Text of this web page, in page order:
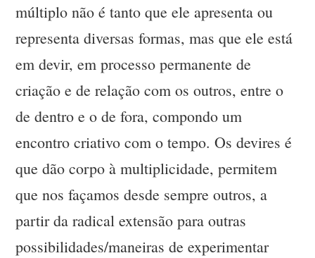
múltiplo não é tanto que ele apresenta ou
representa diversas formas, mas que ele está
em devir, em processo permanente de
criação e de relação com os outros, entre o
de dentro e o de fora, compondo um
encontro criativo com o tempo. Os devires é
que dão corpo à multiplicidade, permitem
que nos façamos desde sempre outros, a
partir da radical extensão para outras
possibilidades/maneiras de experimentar